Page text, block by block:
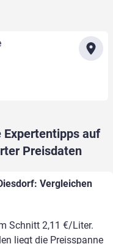
Expertentipps auf
Preisdaten
Vergleichen
Schnitt 2,11 €/Liter.
liegt die Preisspanne